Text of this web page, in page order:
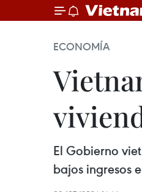
ECONOMÍA
El Gobierno
bajos ingresos